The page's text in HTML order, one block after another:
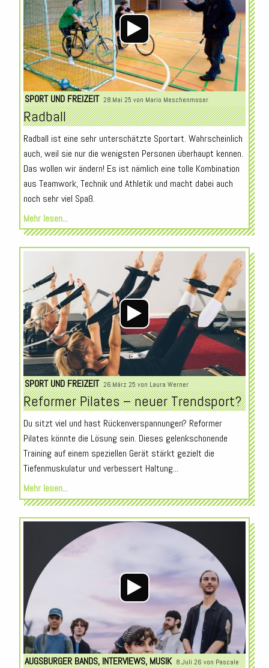
SPORT UND FREIZEIT 28.Mai 25 von Mario Meschenmoser
Radball
Radball ist eine sehr unterschätzte Sportart. Wahrscheinlich
auch, weil sie nur die wenigsten Personen überhaupt kennen.
Das wollen wir ändern! Es ist nämlich eine tolle Kombination
aus Teamwork, Technik und Athletik und macht dabei auch
noch sehr viel Spaß.
Mehr lesen...
Audio-
Player
SPORT UND FREIZEIT 26.März 25 von Laura Werner
Reformer Pilates – neuer Trendsport?
Du sitzt viel und hast Rückenverspannungen? Reformer
Pilates könnte die Lösung sein. Dieses gelenkschonende
Training auf einem speziellen Gerät stärkt gezielt die
Tiefenmuskulatur und verbessert Haltung...
Mehr lesen...
Audio-
Player
AUGSBURGER BANDS, INTERVIEWS, MUSIK 8.Juli 26 von Pascale